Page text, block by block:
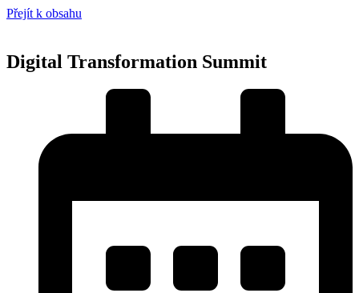
Přejít k obsahu
Digital Transformation Summit